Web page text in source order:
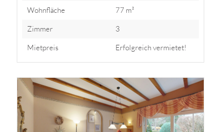
Wohnfläche
77 m²
Zimmer
3
Mietpreis
Erfolgreich vermietet!